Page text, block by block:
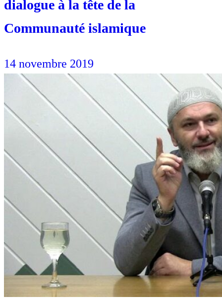
dialogue à la tête de la
Communauté islamique
14 novembre 2019